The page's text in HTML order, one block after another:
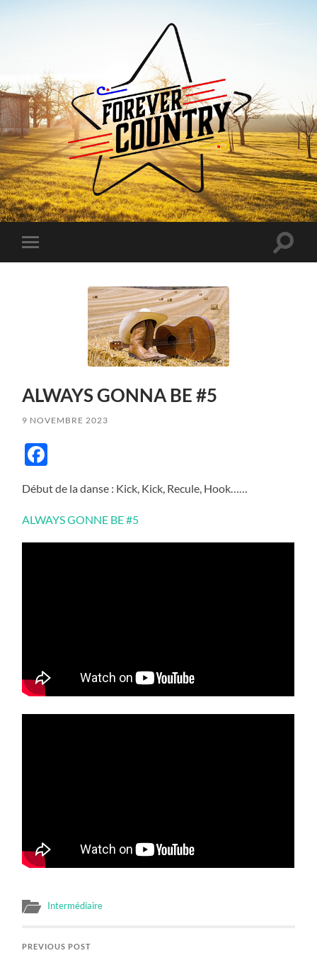
Forever
Country
Toggle
mobile
Toggle
ALWAYS GONNA BE #5
9 NOVEMBRE 2023
Début de la danse : Kick, Kick, Recule, Hook……
ALWAYS GONNE BE #5
Intermédiaire
PREVIOUS POST